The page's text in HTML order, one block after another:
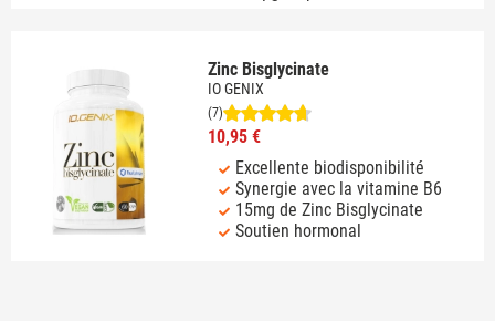
Zinc Bisglycinate
IO GENIX
(7)
10,95 €
Excellente biodisponibilité
Synergie avec la vitamine B6
15mg de Zinc Bisglycinate
Soutien hormonal